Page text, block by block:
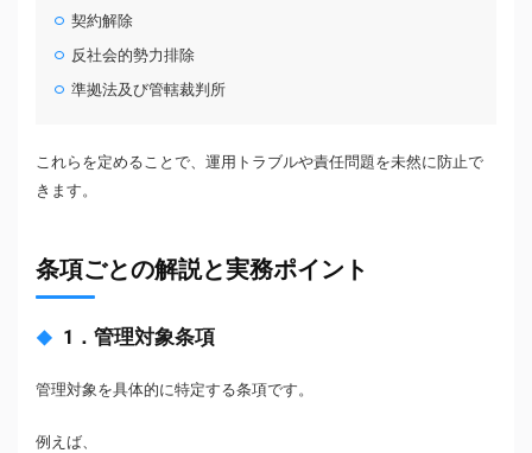
契約解除
反社会的勢力排除
準拠法及び管轄裁判所
これらを定めることで、運用トラブルや責任問題を未然に防止で
きます。
条項ごとの解説と実務ポイント
1．管理対象条項
管理対象を具体的に特定する条項です。
例えば、